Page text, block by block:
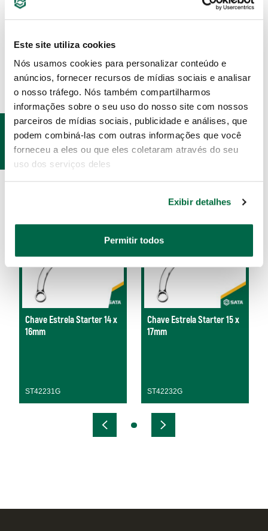
Este site utiliza cookies
Nós usamos cookies para personalizar conteúdo e
anúncios, fornecer recursos de mídias sociais e analisar
o nosso tráfego. Nós também compartilharmos
informações sobre o seu uso do nosso site com nossos
parceiros de mídias sociais, publicidade e análises, que
podem combiná-las com outras informações que você
forneceu a eles ou que eles coletaram através do seu
uso dos serviços deles
Exibir detalhes
Permitir todos
ESPECIFICAÇÕES
PRODUTOS
RELACIONADOS
Chave Estrela Starter 14 x
16mm
ST42231G
Chave Estrela Starter 15 x
17mm
ST42232G